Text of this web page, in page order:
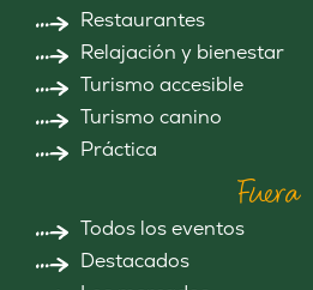
Restaurantes
Relajación y bienestar
Turismo accesible
Turismo canino
Práctica
Fuera
Todos los eventos
Destacados